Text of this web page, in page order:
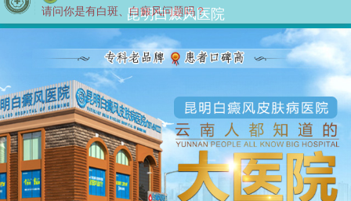
昆明白癜风医院
您好,这里是在线预约挂号平台！
请问你是有白斑、白癜风问题吗？